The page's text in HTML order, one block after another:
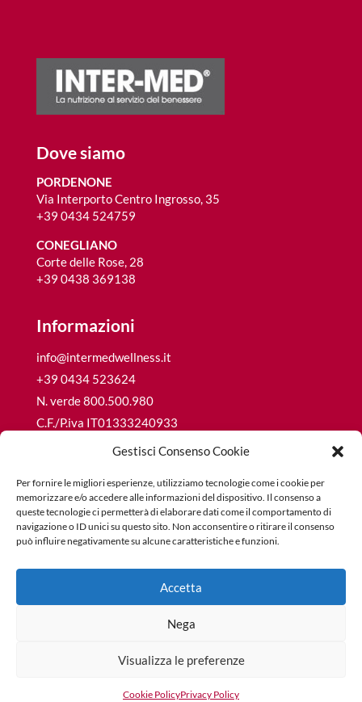
Gestisci Consenso Cookie
Per fornire le migliori esperienze, utilizziamo tecnologie come i cookie per
memorizzare e/o accedere alle informazioni del dispositivo. Il consenso a
queste tecnologie ci permetterà di elaborare dati come il comportamento di
navigazione o ID unici su questo sito. Non acconsentire o ritirare il consenso
può influire negativamente su alcune caratteristiche e funzioni.
Accetta
Nega
Visualizza le preferenze
Cookie PolicyPrivacy Policy
Dove siamo
PORDENONE
Via Interporto Centro Ingrosso, 35
+39 0434 524759
CONEGLIANO
Corte delle Rose, 28
+39 0438 369138
Informazioni
info@intermedwellness.it
+39 0434 523624
N. verde 800.500.980
C.F./P.iva IT01333240933
R.E.A. CCIAA PN68692
riservati.